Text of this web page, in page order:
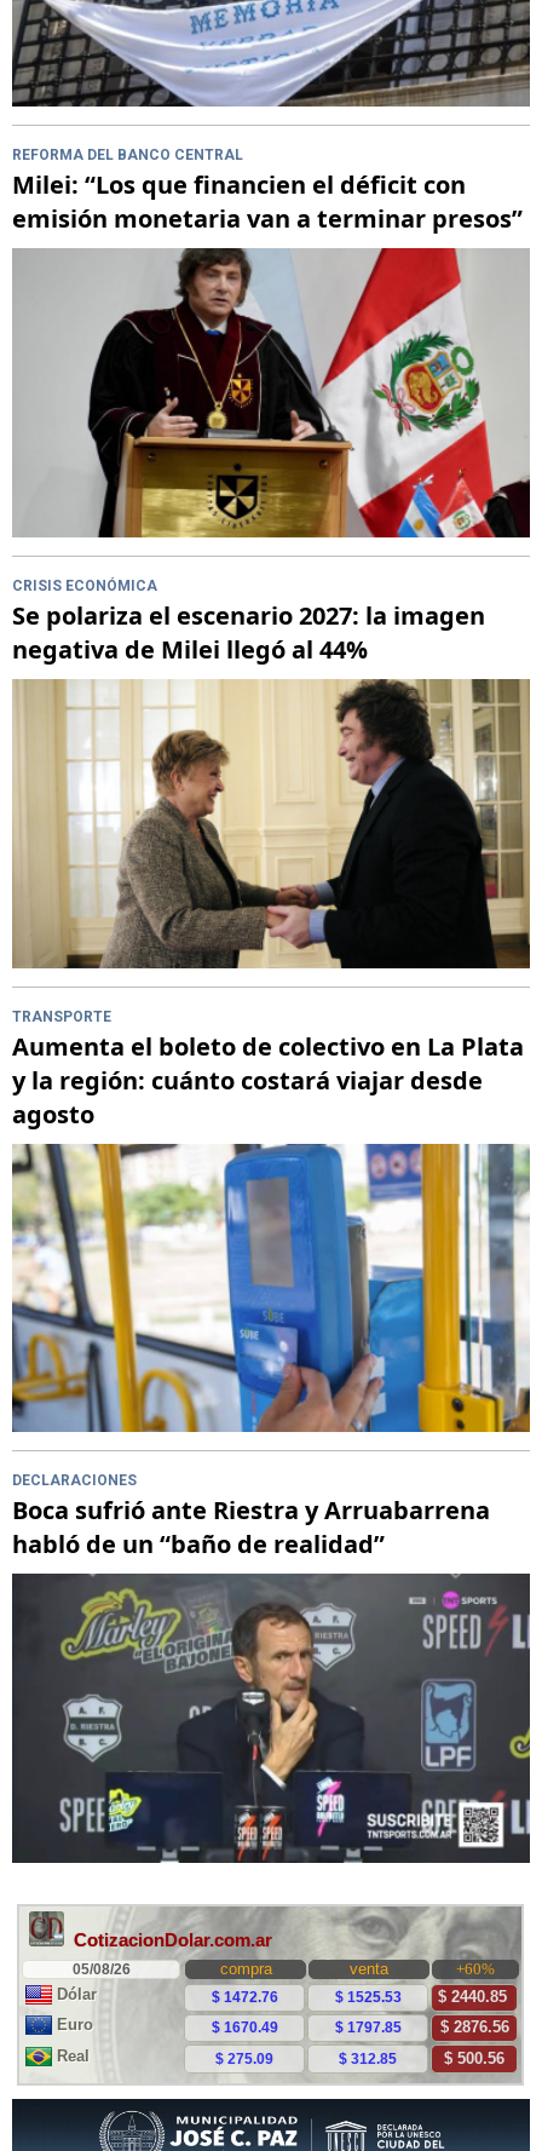
REFORMA DEL BANCO CENTRAL
Milei: “Los que financien el déficit con
emisión monetaria van a terminar presos”
CRISIS ECONÓMICA
Se polariza el escenario 2027: la imagen
negativa de Milei llegó al 44%
TRANSPORTE
Aumenta el boleto de colectivo en La Plata
y la región: cuánto costará viajar desde
agosto
DECLARACIONES
Boca sufrió ante Riestra y Arruabarrena
habló de un “baño de realidad”